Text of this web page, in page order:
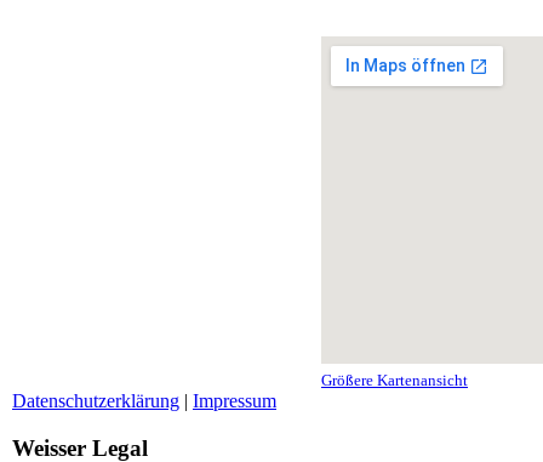
Größere Kartenansicht
Datenschutzerklärung | Impressum
Weisser Legal